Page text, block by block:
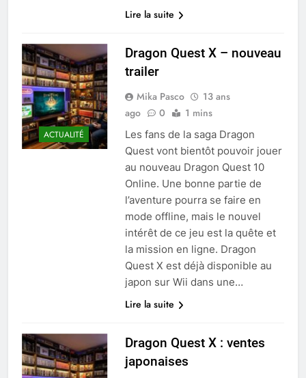
Lire la suite
ACTUALITÉ
Dragon Quest X – nouveau
trailer
Mika Pasco
13 ans
ago
0 1 mins
Les fans de la saga Dragon
Quest vont bientôt pouvoir jouer
au nouveau Dragon Quest 10
Online. Une bonne partie de
l’aventure pourra se faire en
mode offline, mais le nouvel
intérêt de ce jeu est la quête et
la mission en ligne. Dragon
Quest X est déjà disponible au
japon sur Wii dans une…
Lire la suite
Dragon Quest X : ventes
japonaises